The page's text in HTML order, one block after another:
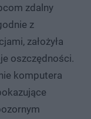
zdalny
z
założyła
oszczędności.
komputera